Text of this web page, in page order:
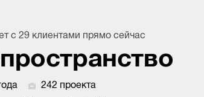
С МАРКЕТПЛЕЙСАМИ
с29 клиентами прямо сейчас
242 проекта